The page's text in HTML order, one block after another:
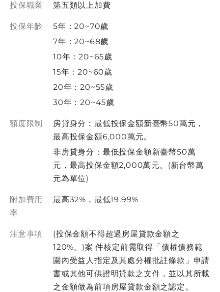
投保職業 第五類以上加費
投保年齡
5年：20~70歲
7年：20~68歲
10年：20~65歲
15年：20~60歲
20年：20~55歲
30年：20~45歲
額度限制
房貸身分：最低投保金額新臺幣50萬元，
最高投保金額6,000萬元。
非房貸身分：最低投保金額新臺幣50萬
元，最高投保金額2,000萬元。(新台幣萬
元為單位)
附加費用
率
最高32%，最低19.99%
注意事項
(投保金額不得超過房屋貸款金額之
120%。)案 件核定前需取得「債權債務範
圍內受益人指定及其處分權批註條款」申請
書或其他可供證明貸款之文件，並以其所載
之金額做為前項房屋貸款金額之認定。